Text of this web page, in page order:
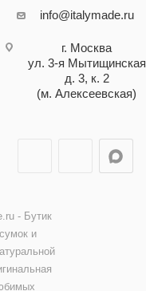
info@italymade.ru
г. Москва
ул. 3-я Мытищинская
д. 3, к. 2
(м. Алексеевская)
- Бутик
и